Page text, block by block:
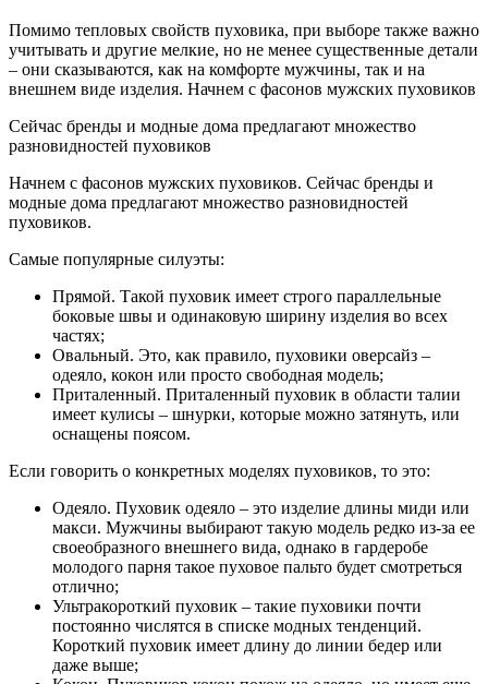
Помимо тепловых свойств пуховика, при выборе также важно
учитывать и другие мелкие, но не менее существенные детали
– они сказываются, как на комфорте мужчины, так и на
внешнем виде изделия. Начнем с фасонов мужских пуховиков
Сейчас бренды и модные дома предлагают множество
разновидностей пуховиков
Начнем с фасонов мужских пуховиков. Сейчас бренды и
модные дома предлагают множество разновидностей
пуховиков.
Самые популярные силуэты:
Прямой. Такой пуховик имеет строго параллельные
боковые швы и одинаковую ширину изделия во всех
частях;
Овальный. Это, как правило, пуховики оверсайз –
одеяло, кокон или просто свободная модель;
Приталенный. Приталенный пуховик в области талии
имеет кулисы – шнурки, которые можно затянуть, или
оснащены поясом.
Если говорить о конкретных моделях пуховиков, то это:
Одеяло. Пуховик одеяло – это изделие длины миди или
макси. Мужчины выбирают такую модель редко из-за ее
своеобразного внешнего вида, однако в гардеробе
молодого парня такое пуховое пальто будет смотреться
отлично;
Ультракороткий пуховик – такие пуховики почти
постоянно числятся в списке модных тенденций.
Короткий пуховик имеет длину до линии бедер или
даже выше;